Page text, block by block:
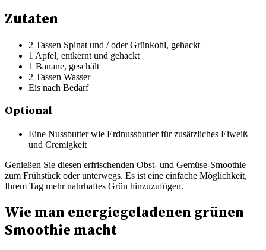
Zutaten
2 Tassen Spinat und / oder Grünkohl, gehackt
1 Apfel, entkernt und gehackt
1 Banane, geschält
2 Tassen Wasser
Eis nach Bedarf
Optional
Eine Nussbutter wie Erdnussbutter für zusätzliches Eiweiß
und Cremigkeit
Genießen Sie diesen erfrischenden Obst- und Gemüse-Smoothie
zum Frühstück oder unterwegs. Es ist eine einfache Möglichkeit,
Ihrem Tag mehr nahrhaftes Grün hinzuzufügen.
Wie man energiegeladenen grünen
Smoothie macht